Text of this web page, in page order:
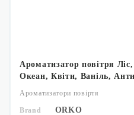
Ароматизатор повітря
Океан, Квіти, Ваніль,
Ароматизатори повіртя
Brand ORKO